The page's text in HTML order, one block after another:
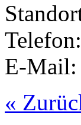
E-Mail:
«